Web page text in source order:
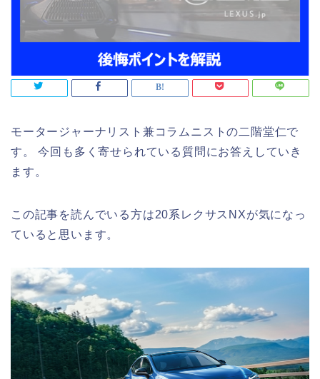
モータージャーナリスト兼コラムニストの二階堂仁で
す。 今回も多く寄せられている質問にお答えしていき
ます。
この記事を読んでいる方は20系レクサスNXが気になっ
ていると思います。